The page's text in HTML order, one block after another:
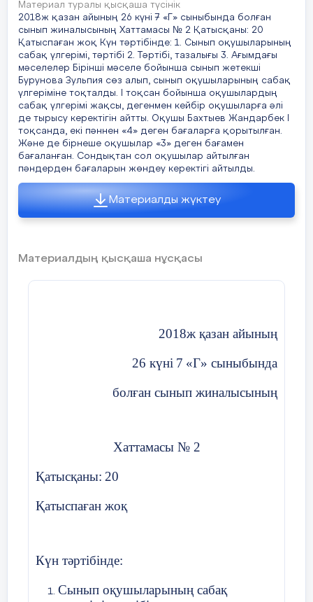
Сегодня мы поговорим о
пословицах и
поговорках, подумаем
вместе о
содержании некоторых
из них.
Сегодня мы поговорим о
пословицах и
поговорках, подумаем
вместе о
содержании некоторых
из них.
пословицах и
вместе о
Сегодня мы поговорим о
пословицах и
поговорках, подумаем
вместе о
из них
Сегодня мы поговорим о
поговорках, подумаем
вместе о
из них
Сегодня мы поговорим о
Материал туралы қысқаша түсінік
2018ж қазан айының 26 күні 7 «Г» сыныбында болған
сынып жиналысының Хаттамасы № 2 Қатысқаны: 20
Қатыспаған жоқ Күн тәртібінде: 1. Сынып оқушыларының
сабақ үлгерімі, тәртібі 2. Тәртібі, тазалығы 3. Ағымдағы
мәселелер Бірінші мәселе бойынша сынып жетекші
Бурунова Зульпия сөз алып, сынып оқушыларының сабақ
үлгеріміне тоқталды. І тоқсан бойынша оқушылардың
сабақ үлгерімі жақсы, дегенмен кейбір оқушыларға әлі
де тырысу керектігін айтты. Оқушы Бахтыев Жандарбек І
тоқсанда, екі пәннен «4» деген бағаларға қорытылған.
Және де бірнеше оқушылар «3» деген бағамен
бағаланған. Сондықтан сол оқушылар айтылған
пәндерден бағаларын жөндеу керектігі айтылды.
Материалды жүктеу
Материалдың қысқаша нұсқасы
2018ж қазан айының
26 күні 7 «Г» сыныбында
болған сынып жиналысының
Хаттамасы № 2
Қатысқаны: 20
Қатыспаған жоқ
Күн тәртібінде:
Сынып оқушыларының сабақ